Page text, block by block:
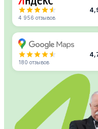
4 956 отзывов
180 отзывов